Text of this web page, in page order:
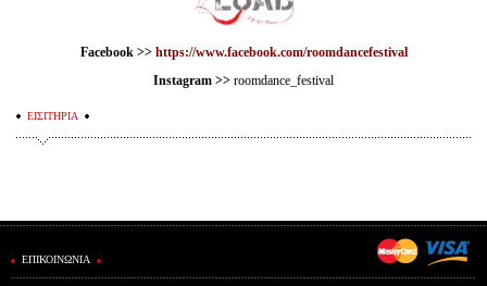
Facebook >> https://www.facebook.com/roomdancefestival
Instagram >> roomdance_festival
ΕΙΣΙΤΗΡΙΑ
ΕΠΙΚΟΙΝΩΝΙΑ